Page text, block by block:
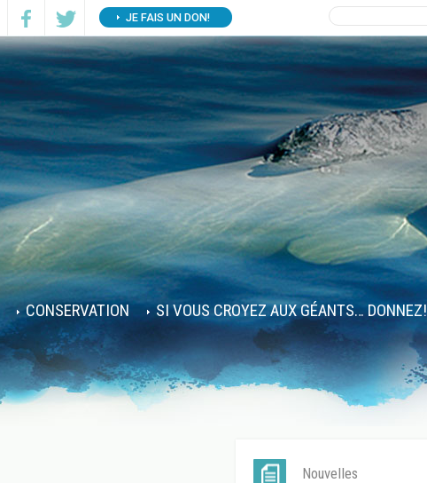
JE FAIS UN DON!
CONSERVATION SI VOUS CROYEZ AUX GÉANTS… DONNEZ!
Nouvelles